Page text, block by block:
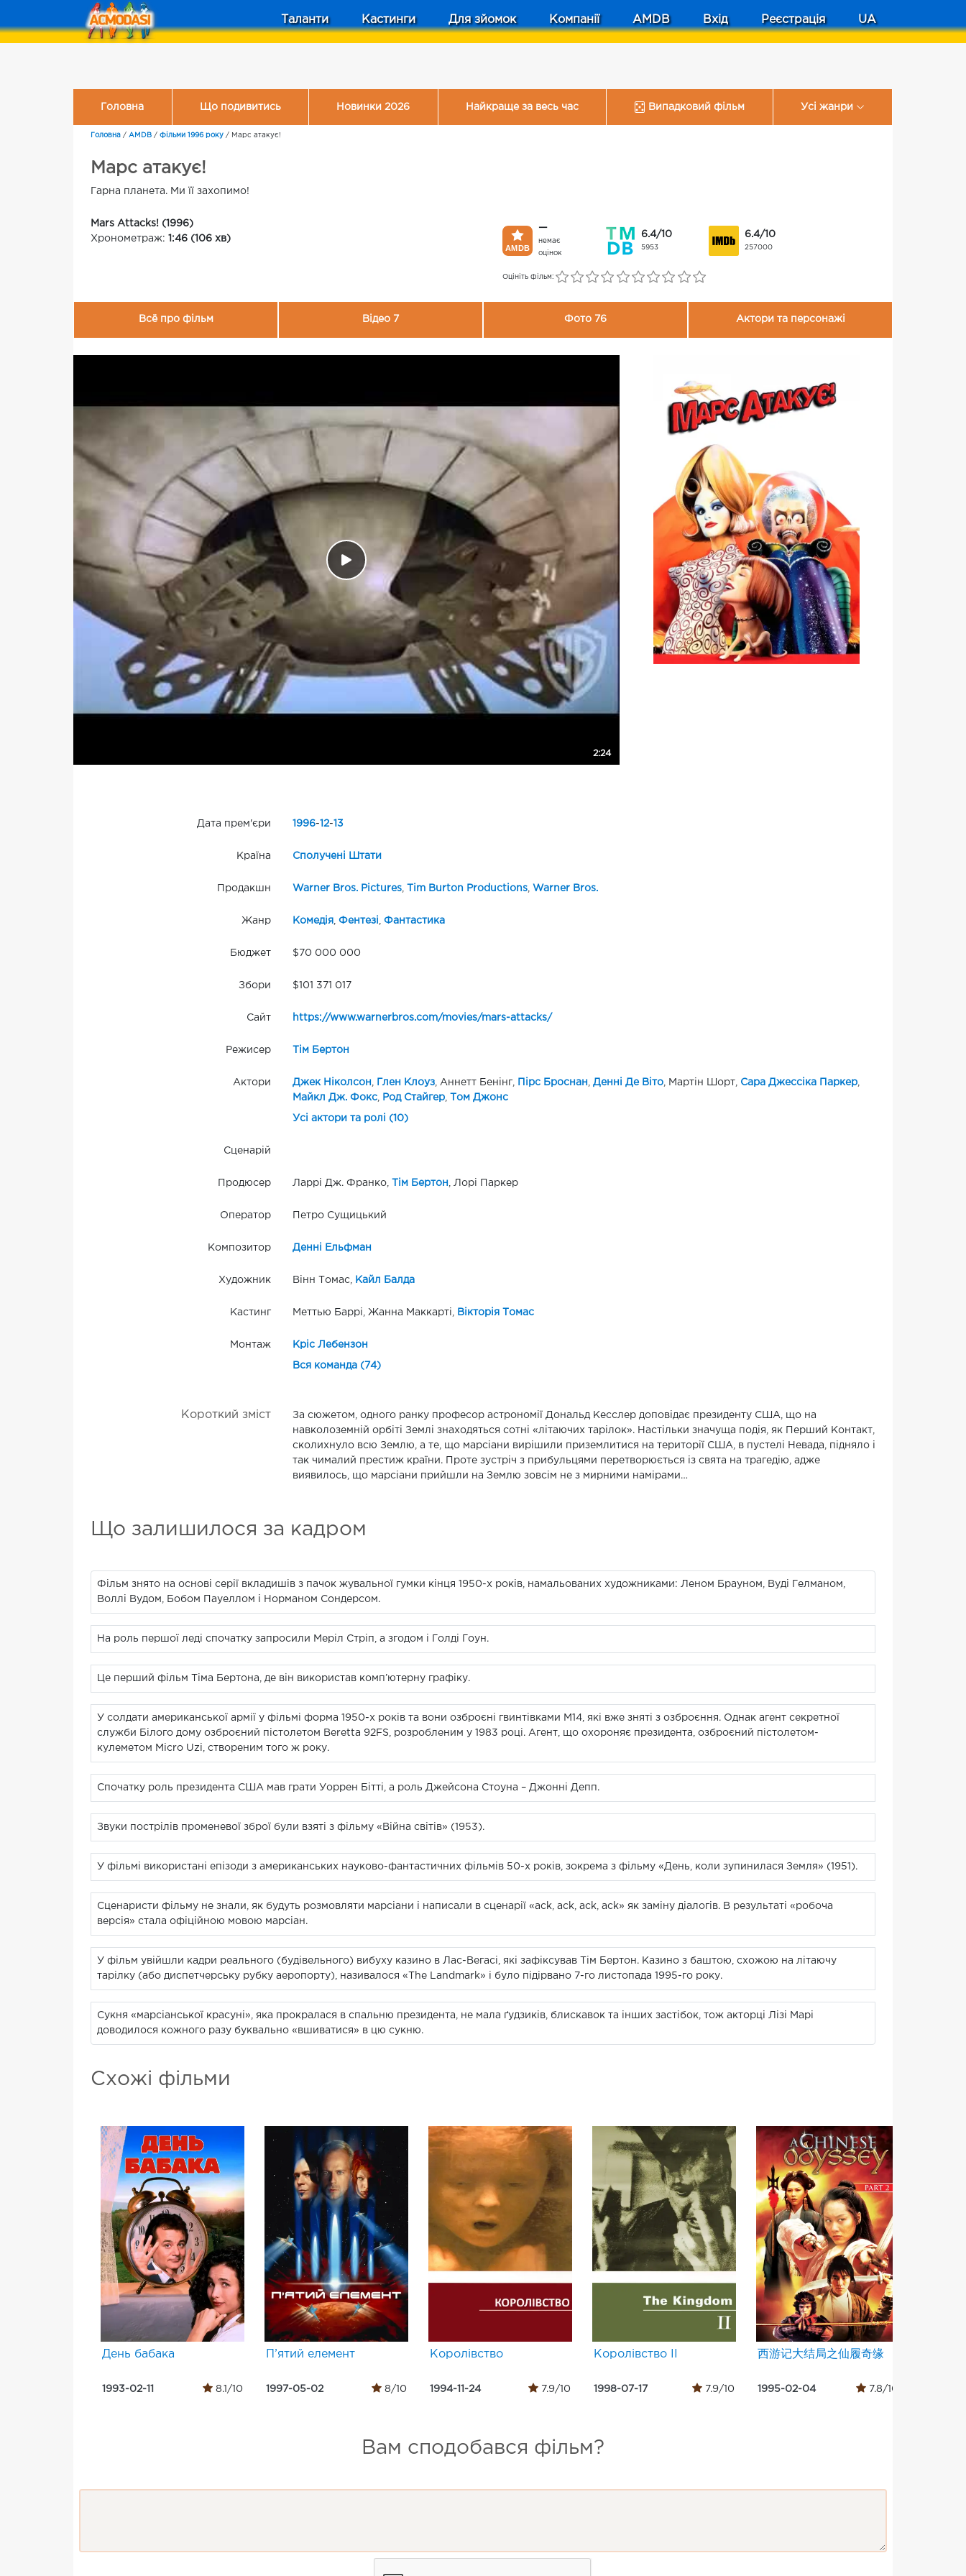
Таланти Кастинги Для зйомок Компанії AMDB Вхід Реєстрація UA
Головна Що подивитись Новинки 2026 Найкраще за весь час Випадковий фільм Усі жанри
Головна / AMDB / Фільми 1996 року / Марс атакує!
Марс атакує!
Гарна планета. Ми її захопимо!
Mars Attacks! (1996)
Хронометраж: 1:46 (106 хв)
—
немає
оцінок
6.4/10
5953
6.4/10
257000
Оцініть фільм:
Всё про фільм Відео 7 Фото 76 Актори та персонажі
2:24
Дата прем'єри 1996-12-13
Країна Сполучені Штати
Продакшн Warner Bros. Pictures, Tim Burton Productions, Warner Bros.
Жанр Комедія, Фентезі Фантастика
Бюджет $70 000 000
Збори $101 371 017
Сайт https://www.warnerbros.com/movies/mars-attacks/
Режисер Тім Бертон
Актори Джек Ніколсон Глен Клоуз, Аннетт Бенінг, Пірс Броснан Денні Де Віто, Мартін Шорт, Сара Джессіка Паркер,
Майкл Дж. Фокс, Род Стайгер, Том Джонс
Усі актори та ролі (10)
Сценарій
Продюсер Ларрі Дж. Франко, Тім Бертон , Лорі Паркер
Оператор Петро Сущицький
Композитор Денні Ельфман
Художник Вінн Томас, Кайл Балда
Кастинг Меттью Баррі, Жанна Маккарті, Вікторія Томас
Монтаж Кріс Лебензон
Вся команда (74)
Короткий зміст
За сюжетом, одного ранку професор астрономії Дональд Кесслер доповідає президенту США, що на
навколоземній орбіті Землі знаходяться сотні «літаючих тарілок». Настільки значуща подія, як Перший Контакт,
сколихнуло всю Землю, а те, що марсіани вирішили приземлитися на території США, в пустелі Невада, підняло і
так чималий престиж країни. Проте зустріч з прибульцями перетворюється із свята на трагедію, адже
виявилось, що марсіани прийшли на Землю зовсім не з мирними намірами…
Що залишилося за кадром
Фільм знято на основі серії вкладишів з пачок жувальної гумки кінця 1950-х років, намальованих художниками: Леном Брауном, Вуді Гелманом,
Воллі Вудом, Бобом Пауеллом і Норманом Сондерсом.
На роль першої леді спочатку запросили Меріл Стріп, а згодом і Голді Гоун.
Це перший фільм Тіма Бертона, де він використав комп’ютерну графіку.
У солдати американської армії у фільмі форма 1950-х років та вони озброєні гвинтівками М14, які вже зняті з озброєння. Однак агент секретної
служби Білого дому озброєний пістолетом Beretta 92FS, розробленим у 1983 році. Агент, що охороняє президента, озброєний пістолетом-
кулеметом Micro Uzi, створеним того ж року.
Спочатку роль президента США мав грати Уоррен Бітті, а роль Джейсона Стоуна – Джонні Депп.
Звуки пострілів променевої зброї були взяті з фільму «Війна світів» (1953).
У фільмі використані епізоди з американських науково-фантастичних фільмів 50-х років, зокрема з фільму «День, коли зупинилася Земля» (1951).
Сценаристи фільму не знали, як будуть розмовляти марсіани і написали в сценарії «ack, ack, ack, ack» як заміну діалогів. В результаті «робоча
версія» стала офіційною мовою марсіан.
У фільм увійшли кадри реального (будівельного) вибуху казино в Лас-Вегасі, які зафіксував Тім Бертон. Казино з баштою, схожою на літаючу
тарілку (або диспетчерську рубку аеропорту), називалося «The Landmark» і було підірвано 7-го листопада 1995-го року.
Сукня «марсіанської красуні», яка прокралася в спальню президента, не мала ґудзиків, блискавок та інших застібок, тож акторці Лізі Марі
доводилося кожного разу буквально «вшиватися» в цю сукню.
Схожі фільми
День бабака
1993-02-11 8.1/10
П’ятий елемент
1997-05-02 8/10
Королівство
1994-11-24 7.9/10
Королівство II
1998-07-17 7.9/10
西游记大结局之仙履奇缘
1995-02-04 7.8/10
Вам сподобався фільм?